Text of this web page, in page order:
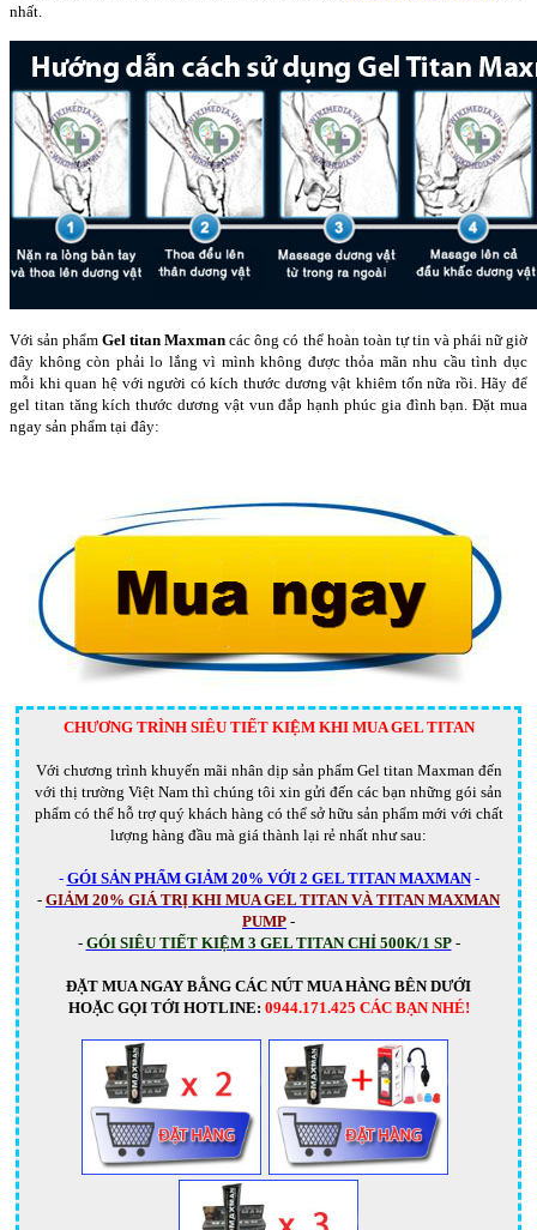
nhất.
Với sản phẩmGel titan Maxman các ông có thể hoàn toàn tự tin và phái nữ giờ
đây không còn phải lo lắng vì mình không được thỏa mãn nhu cầu tình dục
mỗi khi quan hệ với người có kích thước dương vật khiêm tốn nữa rồi. Hãy để
gel titan tăng kích thước dương vật vun đắp hạnh phúc gia đình bạn. Đặt mua
ngay sản phẩm tại đây:
CHƯƠNG TRÌNH SIÊU TIẾT KIỆM KHI MUA GEL TITAN
Với chương trình khuyến mãi nhân dịp sản phẩm Gel titan Maxman đến
với thị trường Việt Nam thì chúng tôi xin gửi đến các bạn những gói sản
phẩm có thể hỗ trợ quý khách hàng có thể sở hữu sản phẩm mới với chất
lượng hàng đầu mà giá thành lại rẻ nhất như sau:
- GÓI SẢN PHẨM GIẢM 20% VỚI 2 GEL TITAN MAXMAN-
- GIẢM 20% GIÁ TRỊ KHI MUA GEL TITAN VÀ TITAN MAXMAN
PUMP -
- GÓI SIÊU TIẾT KIỆM 3 GEL TITAN CHỈ 500K/1 SP-
ĐẶT MUA NGAY BẰNG CÁC NÚT MUA HÀNG BÊN DƯỚI
HOẶC GỌI TỚI HOTLINE: 0944.171.425 CÁC BẠN NHÉ!